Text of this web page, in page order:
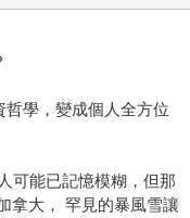
學，變成個人全方位
可能已記憶模糊，但那
拿大， 罕見的暴風雪讓